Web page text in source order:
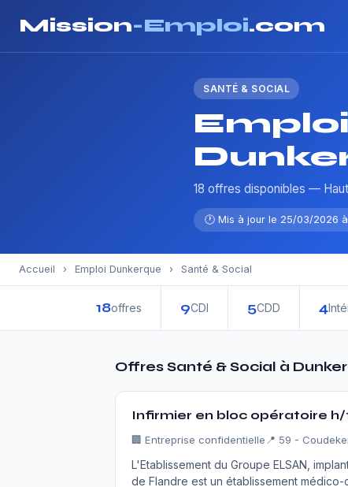
Mission-Emploi.com
SANTÉ & SOCIAL
18 offres disponibles —
🕐 Mis à jour le 25/03/2026 à
Accueil › Emploi Dunkerque › Santé & Social
18offres 9CDI 5CDD 4
Offres Santé & Social à
Infirmier en bloc opératoire
🏢 Entreprise confidentielle 📍 59 -
L'Etablissement du Groupe ELSAN,
de Flandre est un établissement